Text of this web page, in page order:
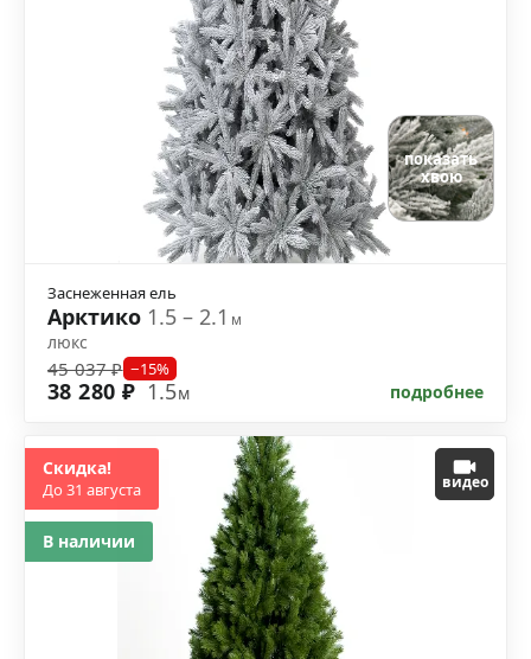
показать
хвою
Заснеженная ель
Арктико 1.5 – 2.1м
люкс
45 037 ₽ −15%
38 280 ₽ 1.5м подробнее
видео
Скидка!
До 31 августа
В наличии